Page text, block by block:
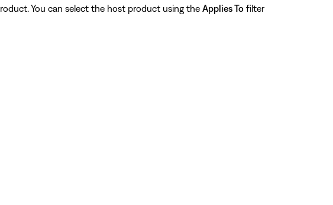
You can select the host product using the Applies To filter